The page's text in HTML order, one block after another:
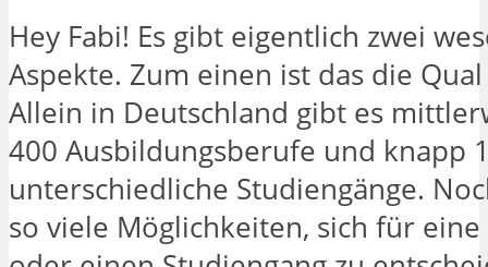
Hey Fabi! Es gibt eigentlich zwei
Aspekte. Zum einen ist das die
Allein in Deutschland gibt es
400 Ausbildungsberufe und knapp
unterschiedliche Studiengänge.
so viele Möglichkeiten, sich für